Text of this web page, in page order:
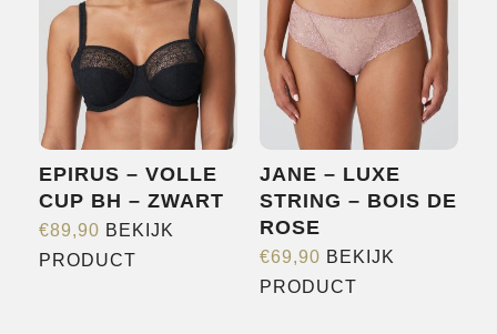
NIEUWS
CONTACT
EPIRUS – VOLLE
CUP BH – ZWART
€89,90 BEKIJK
PRODUCT
JANE – LUXE
STRING – BOIS DE
ROSE
€69,90 BEKIJK
PRODUCT